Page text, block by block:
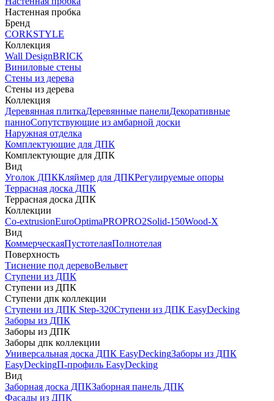
Настенная пробка
Бренд
CORKSTYLE
Коллекция
Wall DesignBRICK
Виниловые стены
Стены из дерева
Стены из дерева
Коллекция
Деревянная плиткаДеревянные панелиДекоративные
панноСопутствующие из амбарной доски
Наружная отделка
Комплектующие для ДПК
Комплектующие для ДПК
Вид
Уголок ДПККляймер для ДПКРегулируемые опоры
Террасная доска ДПК
Террасная доска ДПК
Коллекции
Co-extrusionEuroOptimaPROPRO2Solid-150Wood-X
Вид
КоммерческаяПустотелаяПолнотелая
Поверхность
Тиснение под деревоВельвет
Ступени из ДПК
Ступени из ДПК
Ступени дпк коллекции
Ступени из ДПК Step-320Ступени из ДПК EasyDecking
Заборы из ДПК
Заборы из ДПК
Заборы дпк коллекции
Универсальная доска ДПК EasyDeckingЗаборы из ДПК
EasyDeckingП-профиль EasyDecking
Вид
Заборная доска ДПКЗаборная панель ДПК
Фасады из ДПК